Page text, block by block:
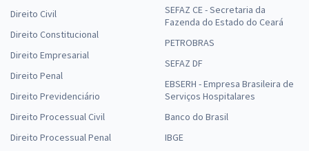
Direito Civil
Direito Constitucional
Direito Empresarial
Direito Penal
Direito Previdenciário
Direito Processual Civil
Direito Processual Penal
SEFAZ CE - Secretaria da
Fazenda do Estado do Ceará
PETROBRAS
SEFAZ DF
EBSERH - Empresa Brasileira de
Serviços Hospitalares
Banco do Brasil
IBGE